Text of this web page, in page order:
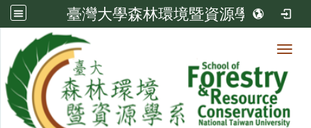
臺灣大學森林環境暨資源學系
系所成員